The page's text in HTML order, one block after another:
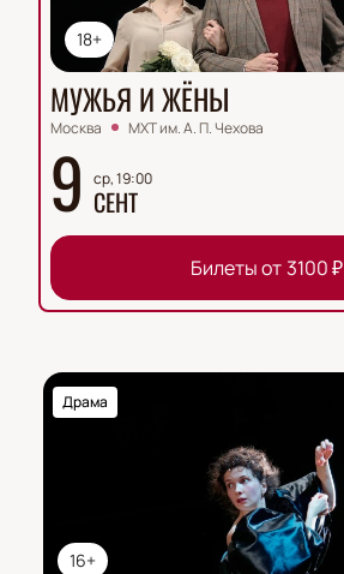
18+
МУЖЬЯ И ЖЁНЫ
Москва МХТ им. А. П. Чехова
9 ср, 19:00
СЕНТ
Билеты от 3100₽
16+
Драма